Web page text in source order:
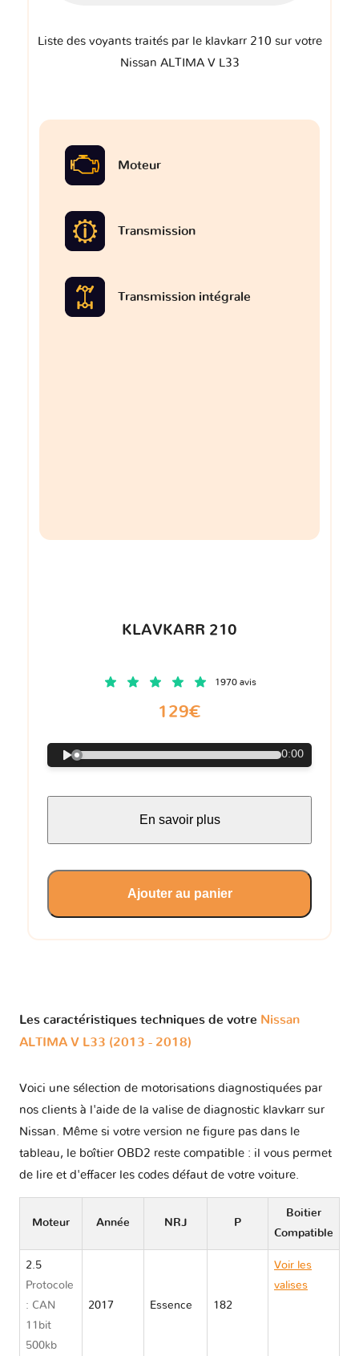
Liste des voyants traités par le klavkarr 210 sur votre
Nissan ALTIMA V L33
Moteur
Transmission
Transmission intégrale
KLAVKARR 210
1970 avis
129€
0:00
En savoir plus
Ajouter au panier
Les caractéristiques techniques de votre Nissan
ALTIMA V L33 (2013 - 2018)
Voici une sélection de motorisations diagnostiquées par
nos clients à l'aide de la valise de diagnostic klavkarr sur
Nissan. Même si votre version ne figure pas dans le
tableau, le boîtier OBD2 reste compatible : il vous permet
de lire et d'effacer les codes défaut de votre voiture.
Moteur Année NRJ P
Boitier
Compatible
2.5
Protocole
: CAN
11bit
500kb
2017 Essence 182
Voir les
valises